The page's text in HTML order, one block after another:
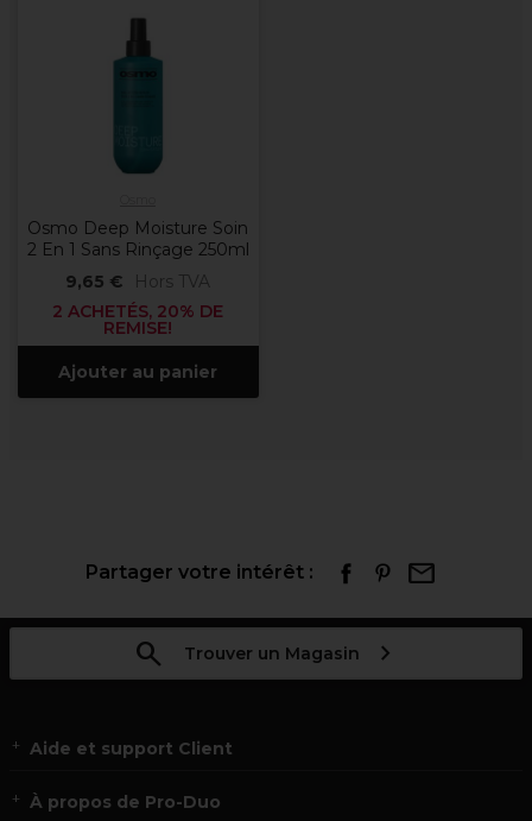
Osmo Deep Moisture Soin
2 En 1 Sans Rinçage 250ml
9,65 €
Hors TVA
2 ACHETÉS, 20% DE
REMISE!
Ajouter au panier
Partager votre intérêt :
Trouver un Magasin
Aide et support Client
À propos de Pro-Duo